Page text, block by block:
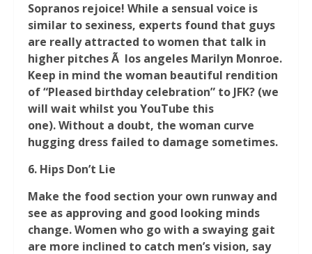
Sopranos rejoice! While a sensual voice is
similar to sexiness, experts found that guys
are really attracted to women that talk in
higher pitches Ã los angeles Marilyn Monroe.
Keep in mind the woman beautiful rendition
of “Pleased birthday celebration” to JFK? (we
will wait whilst you YouTube this
one). Without a doubt, the woman curve
hugging dress failed to damage sometimes.
6. Hips Don’t Lie
Make the food section your own runway and
see as approving and good looking minds
change. Women who go with a swaying gait
are more inclined to catch men’s vision, say